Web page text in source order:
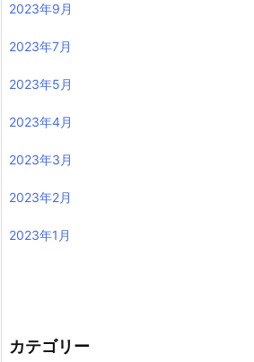
2023年9月
2023年7月
2023年5月
2023年4月
2023年3月
2023年2月
2023年1月
カテゴリー